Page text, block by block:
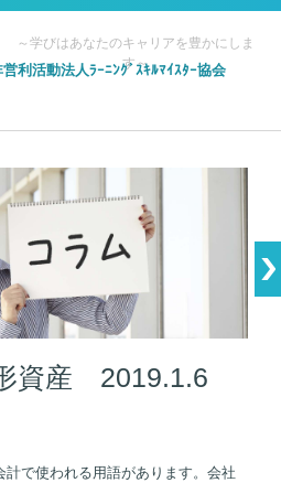
利活動法人ﾗｰﾆﾝｸﾞｽｷﾙﾏｲｽﾀｰ協会
～学びはあなたのキャリアを豊かにしま
す～
資産 2019.1.6
で使われる用語があります。会社